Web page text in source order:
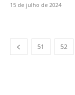
15 de julho de 2024
51 52